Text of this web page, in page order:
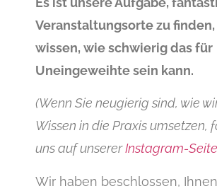
Veranstaltungsorte zu
wissen, wie schwierig das für
Uneingeweihte sein kann.
(Wenn Sie neugierig sind, wie
Wissen in die Praxis umsetzen,
uns auf unsererInstagram-Seite
Wir haben beschlossen,